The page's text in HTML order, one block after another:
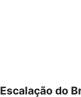
Escalação do